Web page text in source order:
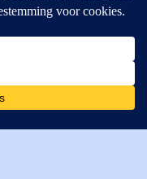
diensten. Door
akkoord met ons